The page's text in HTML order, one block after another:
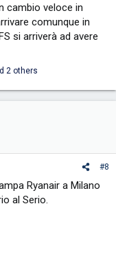
cambio veloce in
comunque in
si arriverà ad avere
2 others
#8
Ryanair a Milano
al Serio.